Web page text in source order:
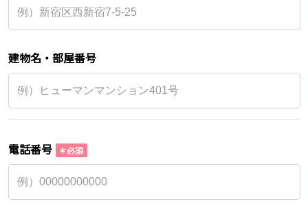
建物名・部屋番号
電話番号